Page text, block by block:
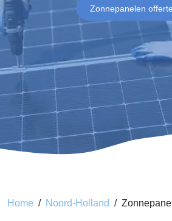
Zonnepanelen offerte
Home Noord-Holland